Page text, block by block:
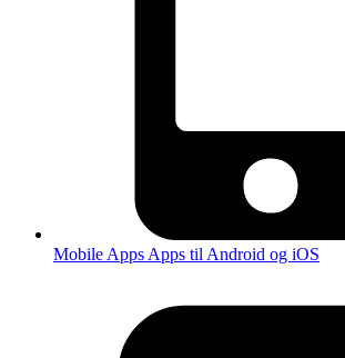
Mobile Apps Apps til Android og iOS